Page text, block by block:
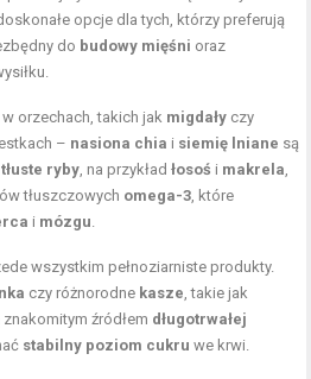
opcje dla tych, którzy preferują
do budowy mięśni oraz
orzechach, takich jak migdały czy
– nasiona chia i siemię lniane są
tłuste ryby , na przykładłosoś i makrela
tłuszczowych omega-3 , które
i mózgu
wszystkim pełnoziarniste produkty.
czy różnorodne kasze , takie jak
znakomitym źródłem długotrwałej
stabilny poziom cukru we krwi.